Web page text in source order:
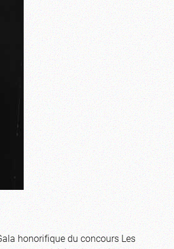
honorifique du concours Les